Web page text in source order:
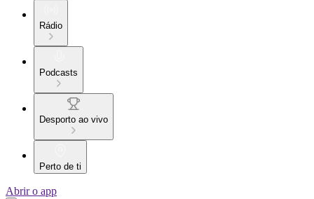
Rádio
Podcasts
Desporto ao vivo
Perto de ti
Abrir o app